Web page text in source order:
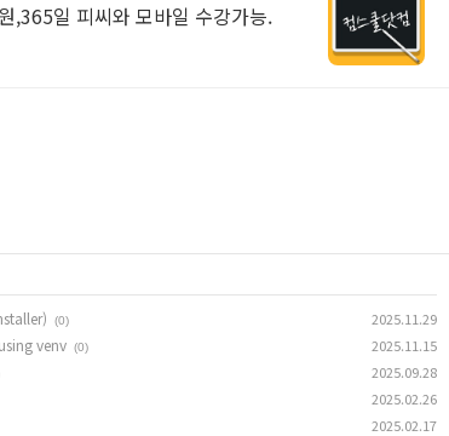
,365일 피씨와 모바일 수강가능.
(0) 2025.11.29
venv (0) 2025.11.15
2025.09.28
2025.02.26
2025.02.17